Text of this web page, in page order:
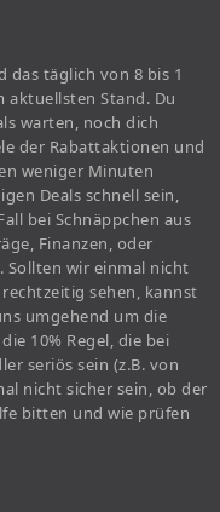
das täglich von 8 bis 1
aktuellsten Stand. Du
warten, noch dich
der Rabattaktionen und
weniger Minuten
Deals schnell sein,
bei Schnäppchen aus
Finanzen, oder
Sollten wir einmal nicht
sehen, kannst
umgehend um die
10% Regel, die bei
seriös sein (z.B. von
nicht sicher sein, ob der
bitten und wie prüfen